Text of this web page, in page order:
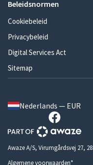
Beleidsnormen
Cookiebeleid
Privacybeleid
Digital Services Act
Sitemap
Nederlands — EUR
Awaze A/S, Virumgårdsvej 27,
Algemene voorwaarden*